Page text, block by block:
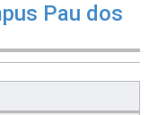
Pau dos